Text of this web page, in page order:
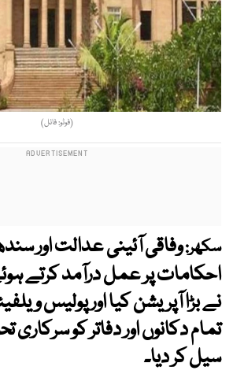
(فوٹو: فائل)
سکھر:وفاقی آئینی عدالت اور
احکامات پر عمل درآمد کرتے
نے بڑا آپریشن کیا اور پولیس
تمام دکانوں اور دفاتر کو سرکاری
سیل کر دیا۔